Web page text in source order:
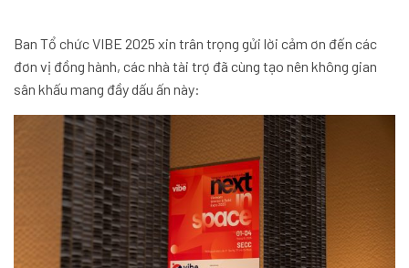
Ban Tổ chức VIBE 2025 xin trân trọng gửi lời cảm ơn đến các
đơn vị đồng hành, các nhà tài trợ đã cùng tạo nên không gian
sân khấu mang đầy dấu ấn này: